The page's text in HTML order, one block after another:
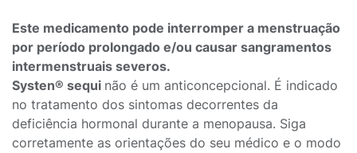
Este medicamento pode interromper a menstruação
por período prolongado e/ou causar sangramentos
intermenstruais severos.
Systen® sequi não é um anticoncepcional. É indicado
no tratamento dos sintomas decorrentes da
deficiência hormonal durante a menopausa. Siga
corretamente as orientações do seu médico e o modo